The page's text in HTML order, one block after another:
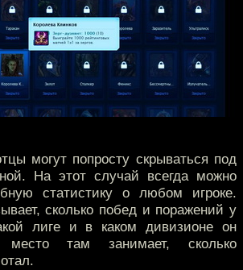
могут попросту скрываться под
На этот случай всегда можно
статистику о любом игроке.
сколько побед и поражений у
лиге и в каком дивизионе он
место там занимает, сколько